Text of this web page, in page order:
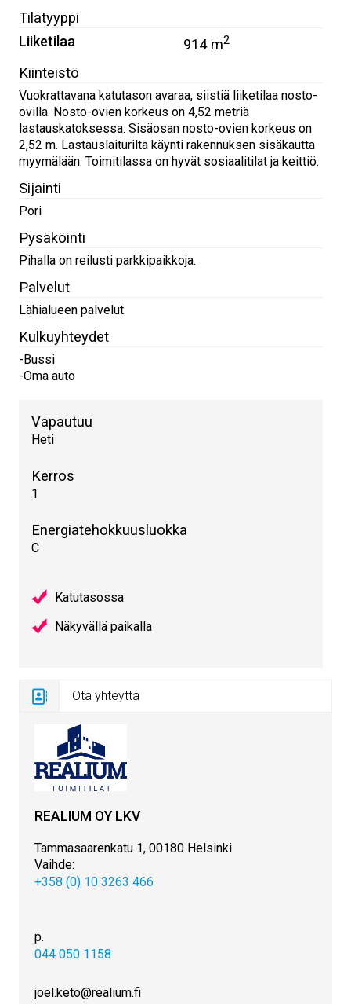
Tilatyyppi
Liiketilaa
914 m2
Kiinteistö
Vuokrattavana katutason avaraa, siistiä liiketilaa nosto-
ovilla. Nosto-ovien korkeus on 4,52 metriä
lastauskatoksessa. Sisäosan nosto-ovien korkeus on
2,52 m. Lastauslaiturilta käynti rakennuksen sisäkautta
myymälään. Toimitilassa on hyvät sosiaalitilat ja keittiö.
Sijainti
Pori
Pysäköinti
Pihalla on reilusti parkkipaikkoja.
Palvelut
Lähialueen palvelut.
Kulkuyhteydet
-Bussi
-Oma auto
Vapautuu
Heti
Kerros
1
Energiatehokkuusluokka
C
Katutasossa
Näkyvällä paikalla
Ota yhteyttä
REALIUM OY LKV
Tammasaarenkatu 1, 00180 Helsinki
Vaihde:
+358 (0) 10 3263 466
p.
044 050 1158
joel.keto@realium.fi